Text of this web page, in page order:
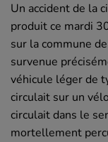
Un accident de la
produit ce mardi
sur la commune
survenue
véhicule léger de
circulait sur un
circulait dans le
mortellement